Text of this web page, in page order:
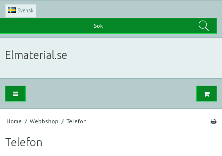
Svensk
Sök
Elmaterial.se
Home / Webbshop / Telefon
Telefon